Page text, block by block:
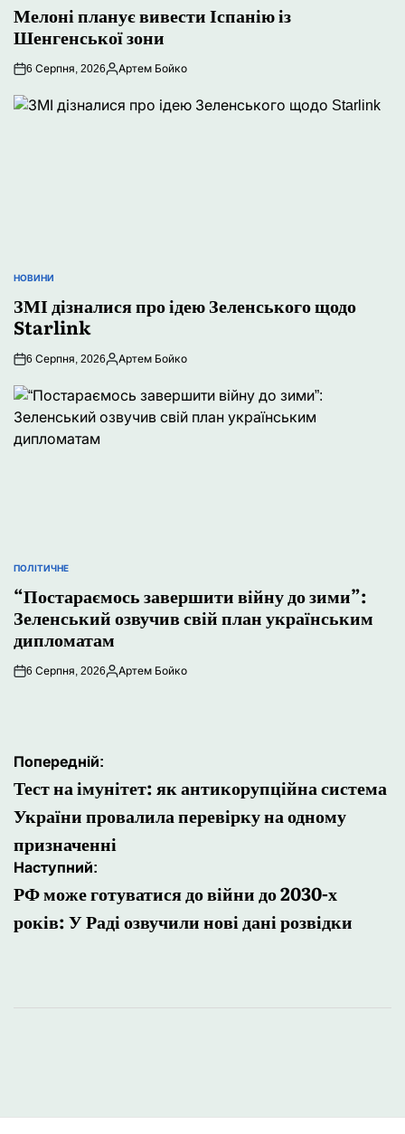
Мелоні планує вивести Іспанію із
Шенгенської зони
6 Серпня, 2026
Опубліковано
Артем Бойко
ОПУБЛІКУВАТИ
НОВИНИ
ЗМІ дізналися про ідею Зеленського щодо
Starlink
6 Серпня, 2026
Опубліковано
Артем Бойко
ОПУБЛІКУВАТИ
У
ПОЛІТИЧНЕ
“Постараємось завершити війну до зими”:
Зеленський озвучив свій план українським
дипломатам
6 Серпня, 2026
Опубліковано
Артем Бойко
Навігація
записів
Попередній:
Тест на імунітет: як антикорупційна система
України провалила перевірку на одному
призначенні
Наступний:
РФ може готуватися до війни до 2030-х
років: У Раді озвучили нові дані розвідки